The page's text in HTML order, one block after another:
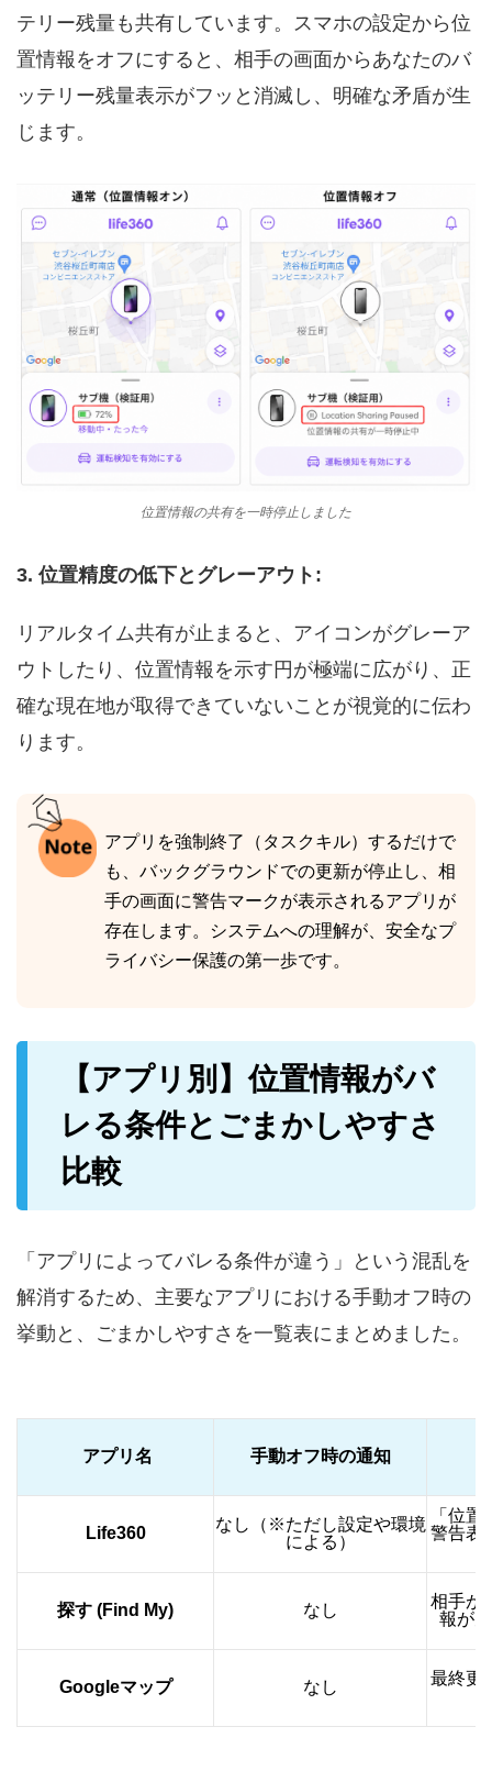
テリー残量も共有しています。スマホの設定から位
置情報をオフにすると、相手の画面からあなたのバ
ッテリー残量表示がフッと消滅し、明確な矛盾が生
じます。
位置情報の共有を一時停止しました
3. 位置精度の低下とグレーアウト:
リアルタイム共有が止まると、アイコンがグレーア
ウトしたり、位置情報を示す円が極端に広がり、正
確な現在地が取得できていないことが視覚的に伝わ
ります。
アプリを強制終了（タスクキル）するだけで
も、バックグラウンドでの更新が停止し、相
手の画面に警告マークが表示されるアプリが
存在します。システムへの理解が、安全なプ
ライバシー保護の第一歩です。
【アプリ別】位置情報がバ
レる条件とごまかしやすさ
比較
「アプリによってバレる条件が違う」という混乱を
解消するため、主要なアプリにおける手動オフ時の
挙動と、ごまかしやすさを一覧表にまとめました。
アプリ名 手動オフ時の通知
Life360
なし（※ただし設定や環境
による）
「位
警告表
探す (Find My) なし
相手が
報が
Googleマップ なし 最終更